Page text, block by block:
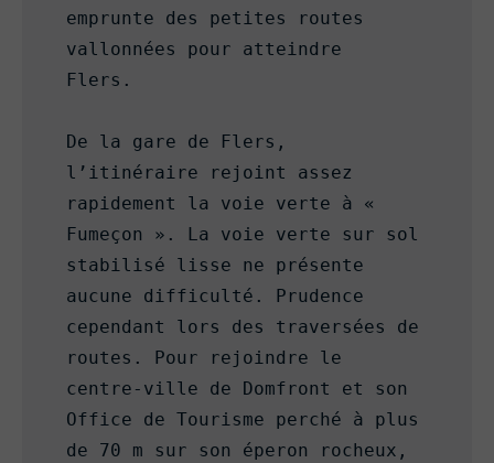
emprunte des petites routes
vallonnées pour atteindre
Flers.
De la gare de Flers,
l’itinéraire rejoint assez
rapidement la voie verte à «
Fumeçon ». La voie verte sur sol
stabilisé lisse ne présente
aucune difficulté. Prudence
cependant lors des traversées de
routes. Pour rejoindre le
centre-ville de Domfront et son
Office de Tourisme perché à plus
de 70 m sur son éperon rocheux,